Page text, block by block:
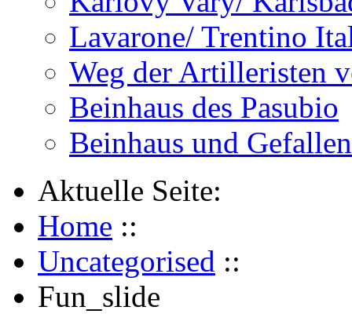
Lavarone/ Trentino
Weg der Artilleristen
Beinhaus des Pasubio
Beinhaus und
Aktuelle Seite:
Home ::
Uncategorised ::
Fun_slide